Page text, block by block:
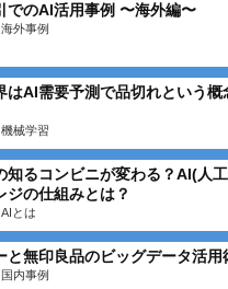
でのAI活用事例 〜海外編〜
海外事例
はAI需要予測で品切れという概
機械学習
知るコンビニが変わる？AI(人
ジの仕組みとは？
AIとは
と無印良品のビッグデータ活用
国内事例